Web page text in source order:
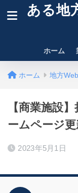
ある地
ホーム
ホーム 地方
【商業施設
ームページ
2023年5月1日